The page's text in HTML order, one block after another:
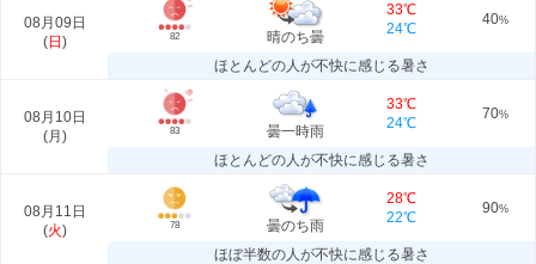
08月09日
(日 ) 82 晴のち曇
33℃
24℃
40%
ほとんどの人が不快に感じる暑さ
08月10日
(月 ) 83 曇一時雨
33℃
24℃
70%
ほとんどの人が不快に感じる暑さ
08月11日
(火) 78 曇のち雨
28℃
22℃
90%
ほぼ半数の人が不快に感じる暑さ